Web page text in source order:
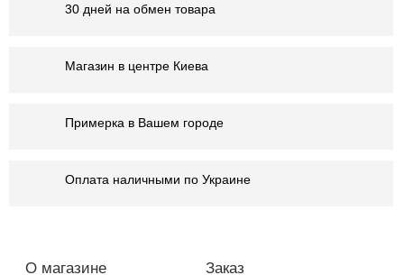
30 дней на обмен товара
Магазин в центре Киева
Примерка в Вашем городе
Оплата наличными по Украине
О магазине Заказ